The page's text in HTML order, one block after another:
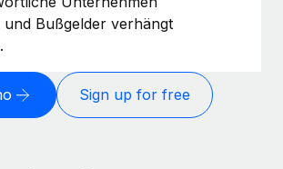
und Bußgelder verhängt
Sign up for free